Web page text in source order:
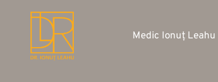
Medic Ionuț Leahu